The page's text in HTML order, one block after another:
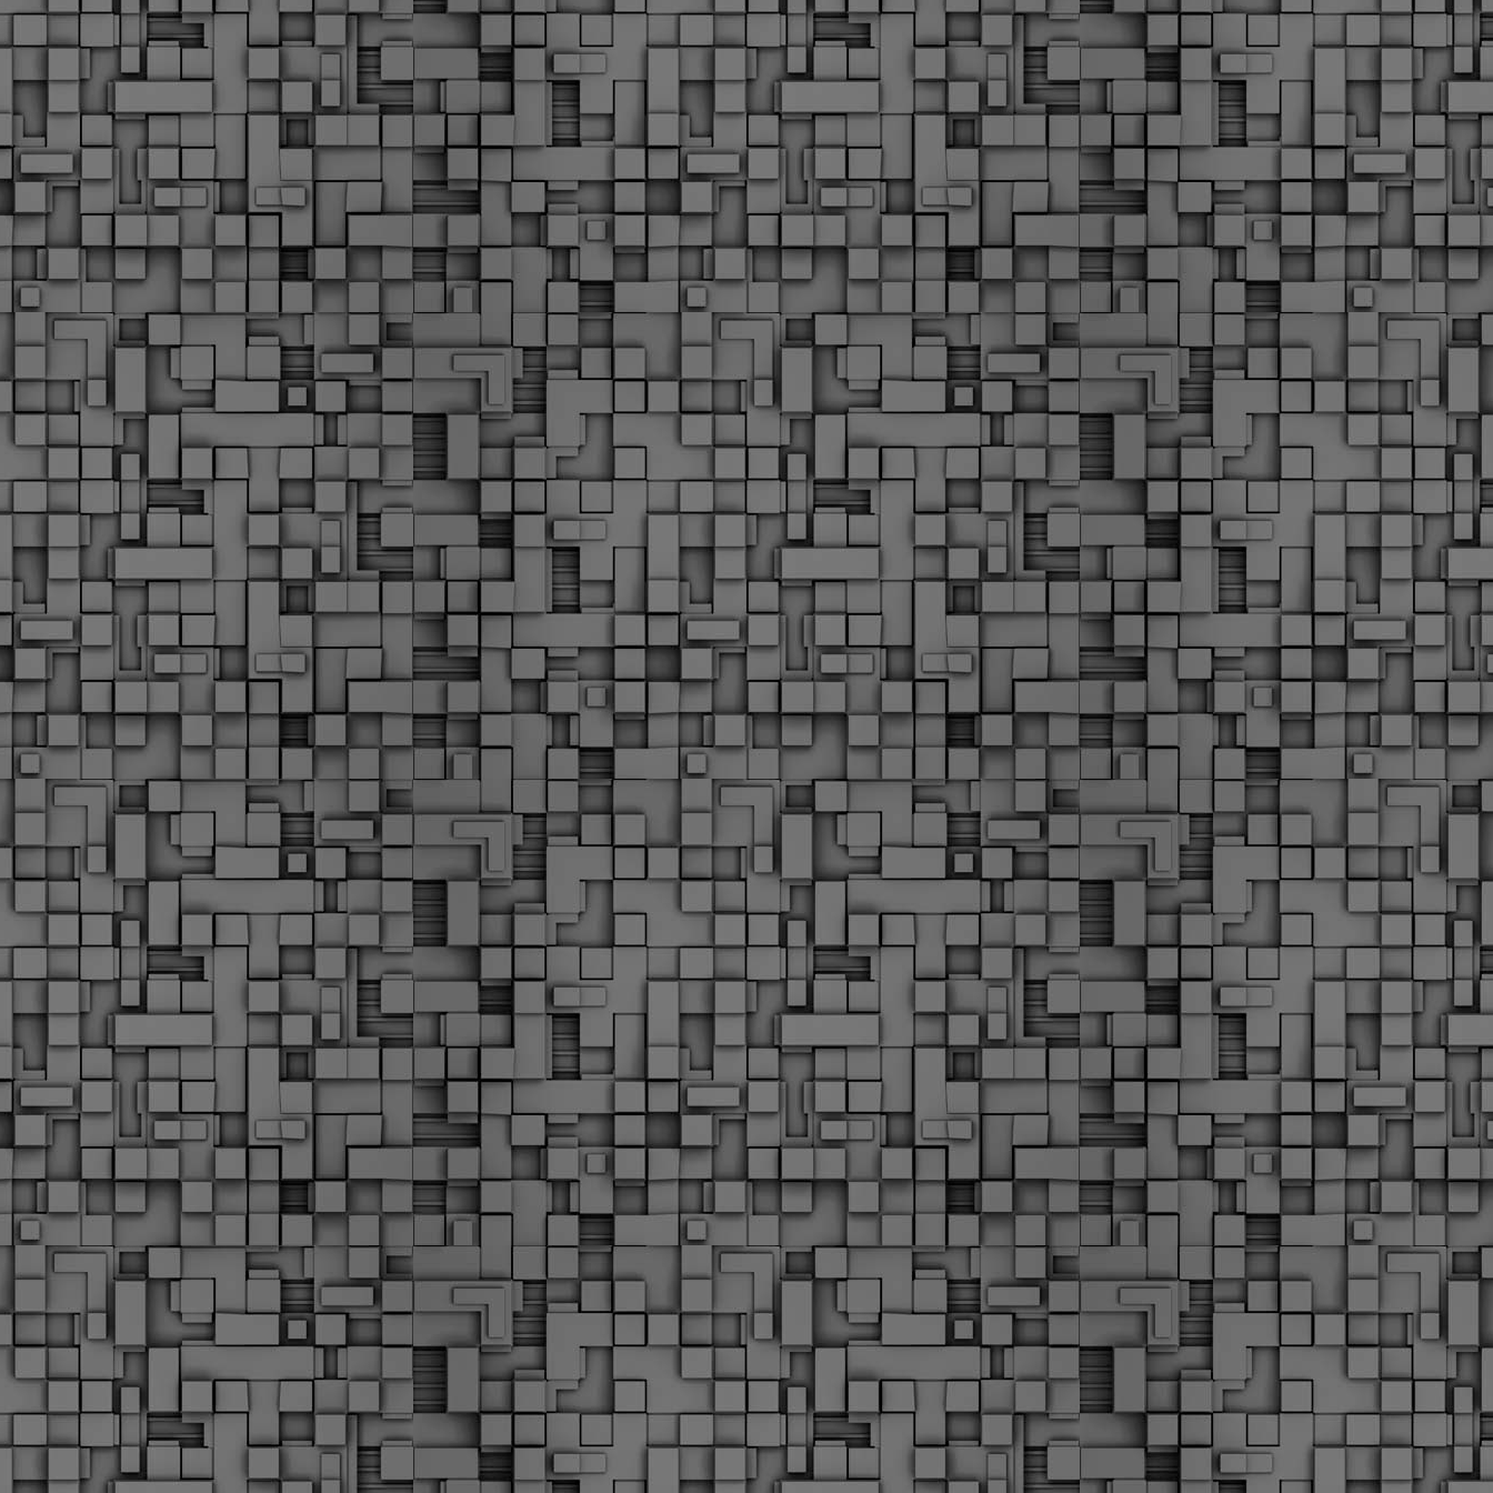
σε δήμους της χώρας. Το Dimastin, αναζητεί σχετικό
φωτογραφικό υλικό στο διαδίκτυο και σας το παρουσιάζει σε
αυτή την ανάρτηση. Επίσης, σας καλούμε, αν διαπιστώσετε ότι
μας έχουν "ξεφύγει" ορκωμοσίες, μπορείτε να στέλνετε το
φωτογραφικό τους υλικό στο dimasthes@gmail.gr ώστε να το
δημοσιεύουμε εδώ, άμεσα.
MAR
Θεσσαλονίκη: Ορκίστηκαν οι 75 νέοι δημοτικοί
αστυνομικοί – Τι τους ζήτησε ο Αγγελούδης
Ενισχύεται το έργο της δημοτικής αστυνομίας στο δήμο
Θεσσαλονίκης καθώς το πρωί της Τετάρτης 18 Μαρτίου
ορκίστηκαν οι 75 νέοι δημοτικοί αστυνομικοί.
«Με αυτούς, σε λίγους μήνες αποκτά ένα ισχυρό σώμα η
δημοτική αστυνομία. Θα είναι πιο κοντά στον πολίτη. Είχα την
ευκαιρία να είμαι σήμερα στην ορκωμοσία τους.
MAR
Ξεκίνησαν εδώ και μια εβδομάδα οι αφίξεις των
νεοπροσληφθέντων Δημοτικών Αστυνομικών στους
δήμους και οι ορκωμοσίες τους - Πλήρες
Μεγάλες μέρες ζει ο "οργανισμός" της Δημοτικής Αστυνομίας!
Να θυμίσουμε ότι κανονικές προσλήψεις στην Δημοτική
Αστυνομία έχουν να γίνουν από το 2010. Δεκαέξι ολόκληρα
χρόνια! Και βέβαια, ακόμη και με αυτές τις προσλήψεις, δεν
φτάνουμε ούτε τα 2/3 των Δημοτικών Αστυνομικών που
υπηρετούσαν το 2013 προ της κατάργησης της υπηρεσίας με
απόφαση του σημερινού πρωθυπουργού Κυριάκου Μητσοτάκη. Ας
είναι...
2
Δημοτική Αστυνομία Θεσσαλονίκης: Διμηνιαίος
απολογισμός ελέγχων τήρησης νομοθεσίας
Τον απολογισμό των δράσεων ελέγχου για τα ζώα συντροφιάς
κατά το δίμηνο Ιανουαρίου – Φεβρουαρίου 2026 παρουσιάζει η
Δημοτική Αστυνομία Θεσσαλονίκης, με στόχο την προστασία των
ζώων και την ομαλή συμβίωση στην πόλη.
FEB
18
ΣτΕ: Οριστική απόρριψη της επαναφοράς του 13ου
και 14ου μισθού για τους δημοσίους υπαλλήλους
Με την απόφαση αυτή, το ΣτΕ απορρίπτει οριστικά τις
αξιώσεις των δημοσίων υπαλλήλων για επαναφορά των
δώρων, επικυρώνοντας την τρέχουσα κατάσταση παρά τις
αντιδράσεις της ΑΔΕΔΥ
Το ΣτΕ απέρριψε οριστικά την προσφυγή της ΑΔΕΔΥ και ενός
εκπαιδευτικού για την επαναφορά των δώρων Χριστουγέννων,
Πάσχα και θερινής άδειας (13ος και 14ος μισθός) στους
εργαζόμενους του δημόσιου τομέα, κλείνοντας μια μακρά
διαμάχη δεκαετιών που αφορούσε τις μνημονιακές περικοπές.
Γνωστοποίηση έκδοσης οριστικών αποτελεσμάτων –
Παροχή οδηγιών.
► Δείτε/κατεβάστε την πολυαναμενόμενη εγκύκλιο του Υπ.
FEB
1
Με διαρροή 2 μέρες πριν την στάση εργασίας
ενημερώνει το ΣτΕ για την απόρριψη της επαναφοράς